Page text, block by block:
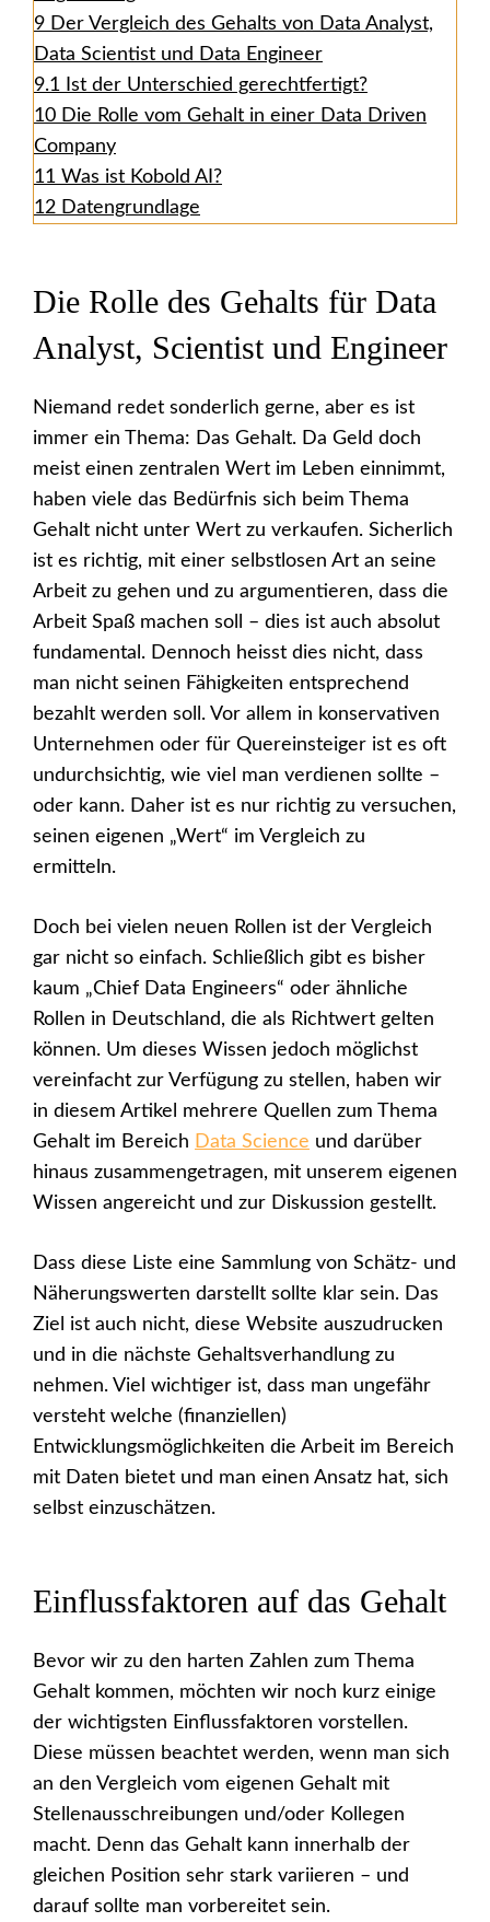
9 Der Vergleich des Gehalts von Data Analyst,
Data Scientist und Data Engineer
9.1 Ist der Unterschied gerechtfertigt?
10 Die Rolle vom Gehalt in einer Data Driven
Company
11 Was ist Kobold AI?
12 Datengrundlage
Die Rolle des Gehalts für Data
Analyst, Scientist und Engineer
Niemand redet sonderlich gerne, aber es ist
immer ein Thema: Das Gehalt. Da Geld doch
meist einen zentralen Wert im Leben einnimmt,
haben viele das Bedürfnis sich beim Thema
Gehalt nicht unter Wert zu verkaufen. Sicherlich
ist es richtig, mit einer selbstlosen Art an seine
Arbeit zu gehen und zu argumentieren, dass die
Arbeit Spaß machen soll – dies ist auch absolut
fundamental. Dennoch heisst dies nicht, dass
man nicht seinen Fähigkeiten entsprechend
bezahlt werden soll. Vor allem in konservativen
Unternehmen oder für Quereinsteiger ist es oft
undurchsichtig, wie viel man verdienen sollte –
oder kann. Daher ist es nur richtig zu versuchen,
seinen eigenen „Wert“ im Vergleich zu
ermitteln.
Doch bei vielen neuen Rollen ist der Vergleich
gar nicht so einfach. Schließlich gibt es bisher
kaum „Chief Data Engineers“ oder ähnliche
Rollen in Deutschland, die als Richtwert gelten
können. Um dieses Wissen jedoch möglichst
vereinfacht zur Verfügung zu stellen, haben wir
in diesem Artikel mehrere Quellen zum Thema
Gehalt im Bereich Data Science und darüber
hinaus zusammengetragen, mit unserem eigenen
Wissen angereicht und zur Diskussion gestellt.
Dass diese Liste eine Sammlung von Schätz- und
Näherungswerten darstellt sollte klar sein. Das
Ziel ist auch nicht, diese Website auszudrucken
und in die nächste Gehaltsverhandlung zu
nehmen. Viel wichtiger ist, dass man ungefähr
versteht welche (finanziellen)
Entwicklungsmöglichkeiten die Arbeit im Bereich
mit Daten bietet und man einen Ansatz hat, sich
selbst einzuschätzen.
Einflussfaktoren auf das Gehalt
Bevor wir zu den harten Zahlen zum Thema
Gehalt kommen, möchten wir noch kurz einige
der wichtigsten Einflussfaktoren vorstellen.
Diese müssen beachtet werden, wenn man sich
an den Vergleich vom eigenen Gehalt mit
Stellenausschreibungen und/oder Kollegen
macht. Denn das Gehalt kann innerhalb der
gleichen Position sehr stark variieren – und
darauf sollte man vorbereitet sein.